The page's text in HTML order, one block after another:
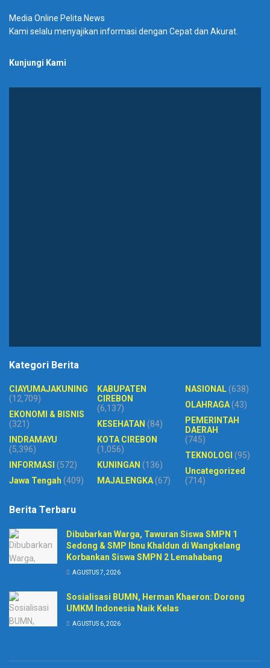
Media Online Pelita News
Kami selalu menyajikan informasi dengan Cepat dan Akurat.
Kunjungi Kami
Kategori Berita
CIAYUMAJAKUNING
(12,709)
EKONOMI & BISNIS
(321)
INDRAMAYU
(5,396)
INFORMASI (572)
Jawa Tengah (409)
KABUPATEN
CIREBON
(6,137)
KESEHATAN (84)
KOTA CIREBON
(1,056)
KUNINGAN (136)
MAJALENGKA(67)
NASIONAL(638)
OLAHRAGA(43)
PEMERINTAH
DAERAH
(745)
TEKNOLOGI (95)
Uncategorized
(714)
Berita Terbaru
Dibubarkan Warga, Tawuran Siswa SMPN 1
Sedong & SMP Ibnu Khaldun di Wangkelang
Korbankan Siswa SMPN 2 Lemahabang
AGUSTUS 7, 2026
Sosialisasi BUMN, Herman Khaeron: Dorong
UMKM Indonesia Naik Kelas
AGUSTUS 6, 2026